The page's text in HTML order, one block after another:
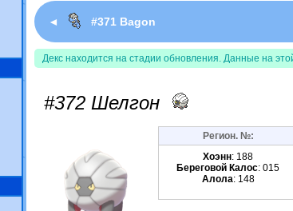
◄ #371 Bagon
Декс находится на стадии обновления. Данные на
#372 Шелгон
Регион. №:
Хоэнн: 188
Береговой Калос: 015
Алола: 148